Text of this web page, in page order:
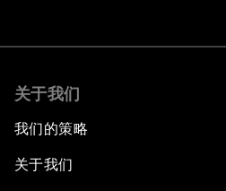
关于我们
我们的策略
关于我们